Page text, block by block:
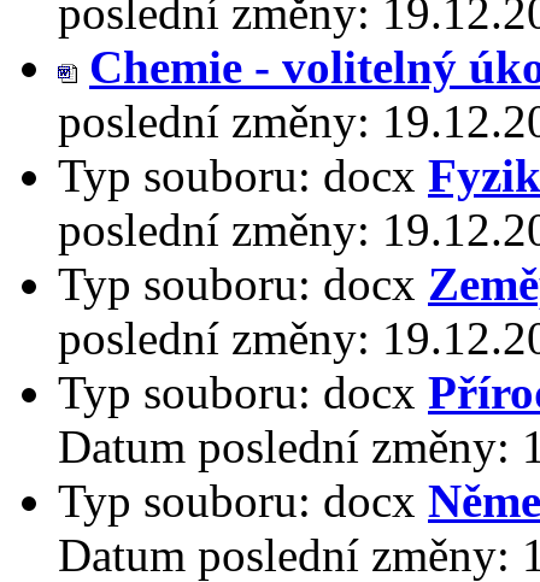
poslední změny:
Chemie - volitelný
poslední změny:
Typ souboru: docx
poslední změny:
Typ souboru: docx
poslední změny:
Typ souboru: docx
Datum poslední změny:
Typ souboru: docx
Datum poslední změny: